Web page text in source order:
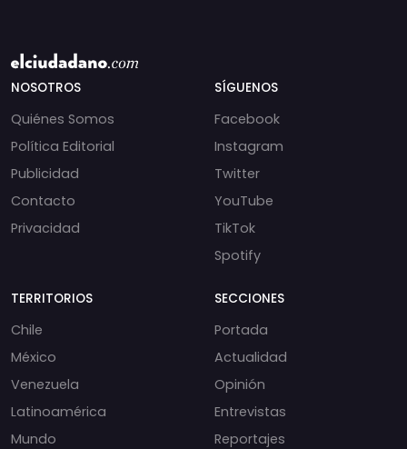
NOSOTROS
Quiénes Somos
Política Editorial
Publicidad
Contacto
Privacidad
SÍGUENOS
Facebook
Instagram
Twitter
YouTube
TikTok
Spotify
TERRITORIOS
Chile
México
Venezuela
Latinoamérica
Mundo
SECCIONES
Portada
Actualidad
Opinión
Entrevistas
Reportajes